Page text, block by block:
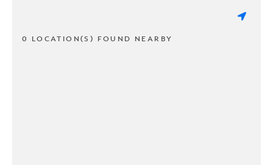
0 LOCATION(S) FOUND NEARBY